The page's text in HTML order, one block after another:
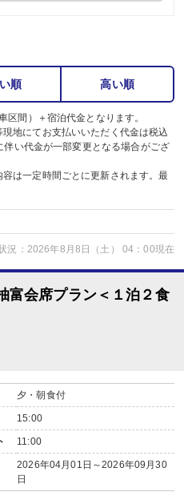
順 高い順
間）＋宿泊代金となります。
地にてお支払いいただく代金は税込
い代金が一部変更となる場合がござ
は一定時間ごとに更新されます。最
況：2026年8月8日（土） 04：00現在
富会席プラン＜１泊２食
夕・朝食付
15:00
11:00
2026年04月01日～2026年09月30
日